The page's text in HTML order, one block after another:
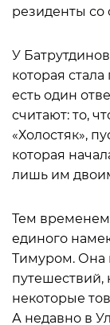
резиденты со
У
которая
есть один
считают: то,
«Холостяк»,
которая
лишь им
Тем
единого
Тимуром. Она
путешествий,
некоторые
А недавно в